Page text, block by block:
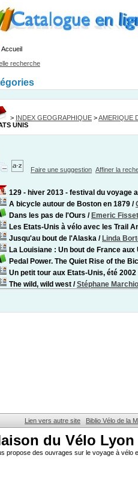
Accueil
recherche
> INDEX GEOGRAPHIQUE >AMERIQUE
UNIS
Faire une suggestion Affiner la
129 - hiver 2013 - festival du voyage
A bicycle autour de Boston en 1879 /
Dans les pas de l'Ours / Emeric Fisset
Les Etats-Unis à vélo avec les Trail
Jusqu'au bout de l'Alaska / Linda
La Louisiane : Un bout de France aux
Pedal Power. The Quiet Rise of the
Un petit tour aux Etats-Unis, été 2002
The wild, wild west /Stéphane
Lien vers autre site Biblio Vélo de la
du Vélo Lyon
propose des ouvrages sur le voyage à